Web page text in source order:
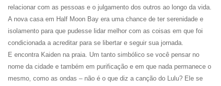
relacionar com as pessoas e o julgamento dos outros ao longo da vida.
A nova casa em Half Moon Bay era uma chance de ter serenidade e
isolamento para que pudesse lidar melhor com as coisas em que foi
condicionada a acreditar para se libertar e seguir sua jornada.
E encontra Kaiden na praia. Um tanto simbólico se você pensar no
nome da cidade e também em purificação e em que nada permanece o
mesmo, como as ondas – não é o que diz a canção do Lulu? Ele se